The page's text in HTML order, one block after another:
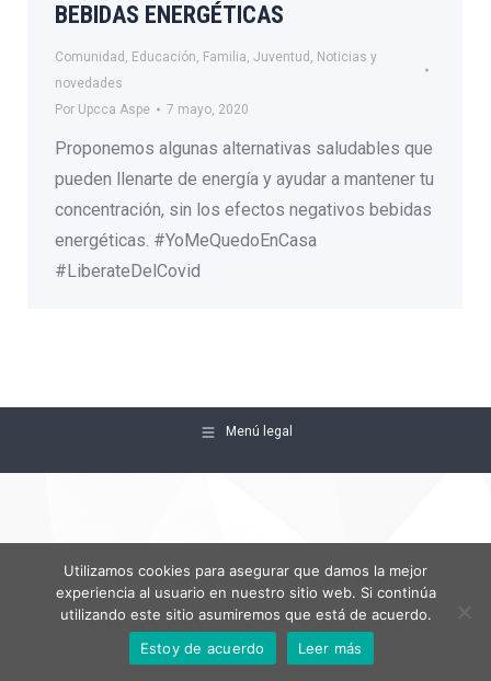
BEBIDAS ENERGÉTICAS
Comunidad , Educación, Familia, Juventud , Noticias y
novedades
Por Upcca Aspe 7 mayo, 2020
Proponemos algunas alternativas saludables que
pueden llenarte de energía y ayudar a mantener tu
concentración, sin los efectos negativos bebidas
energéticas. #YoMeQuedoEnCasa
#LiberateDelCovid
Menú legal
Utilizamos cookies para asegurar que damos la mejor
experiencia al usuario en nuestro sitio web. Si continúa
utilizando este sitio asumiremos que está de acuerdo.
Estoy de acuerdo
Leer más